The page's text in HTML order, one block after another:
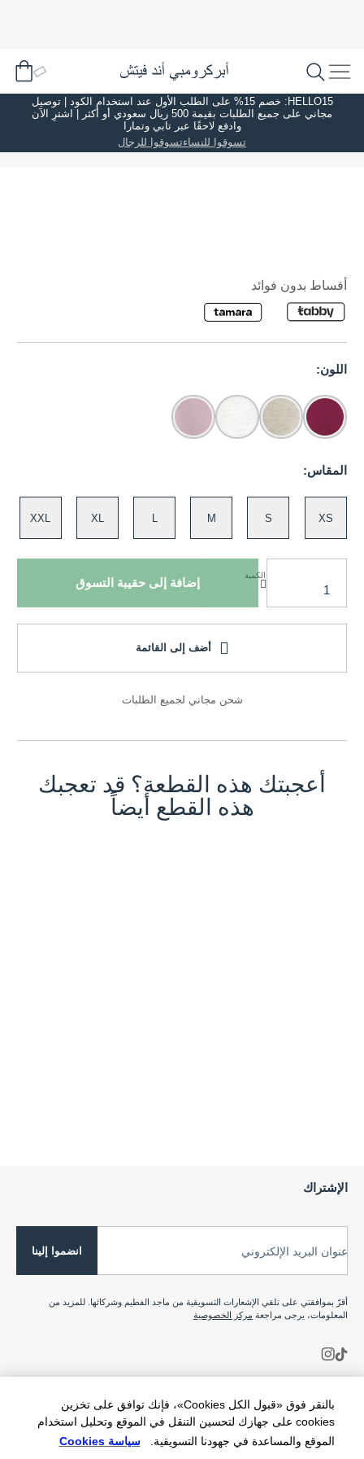
بالنقر فوق «قبول الكل Cookies»، فإنك توافق على تخزين
cookies على جهازك لتحسين التنقل في الموقع وتحليل استخدام
الموقع والمساعدة في جهودنا التسويقية.
سياسة Cookies
HELLO15: خصم 15% على الطلب الأول عند استخدام الكود | توصيل
مجاني على جميع الطلبات بقيمة 500 ريال سعودي أو أكثر | اشترِ الآن
وادفع لاحقًا عبر تابي وتمارا
تسوقوا للنساءتسوقوا للرجال
أقساط بدون فوائد
اللون:
المقاس:
XS
S
M
XL
XXL
الكمية
إضافة إلى حقيبة التسوق
أضف إلى القائمة
شحن مجاني لجميع الطلبات
أعجبتك هذه القطعة؟ قد تعجبك
هذه القطع أيضاً
الإشتراك
عنوان البريد الإلكتروني انضموا إلينا
أقرّ بموافقتي على تلقي الإشعارات التسويقية من ماجد الفطيم وشركائها. للمزيد من
المعلومات، يرجى مراجعة مركز الخصوصية